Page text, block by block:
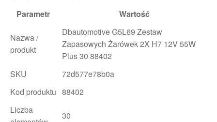
Parametr
Wartość
Nazwa /
produkt
Dbautomotive G5L69 Zestaw
Zapasowych Żarówek 2X H7 12V 55W
Plus 30 88402
SKU
72d577e78b0a
Kod produktu 88402
Liczba
30